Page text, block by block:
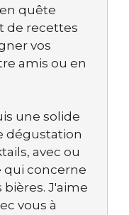
quête
de recettes
vos
amis ou en
une solide
dégustation
avec ou
qui concerne
bières. J'aime
vous à